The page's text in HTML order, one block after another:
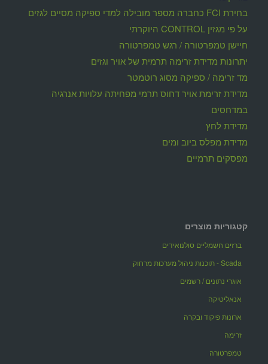
בחירת FCI כחברה מספר מובילה למדי ספיקה מסיים לגזים
על פי מגזין CONTROL היוקרתי
חיישן טמפרטורה / רגש טמפרטורה
יתרונות מדידת זרימה תרמית של אויר וגזים
מד זרימה / ספיקה מסוג רוטמטר
מדידת זרימת אויר דחוס תרמי מפחיתה עלויות אנרגיה
במדחסים
מדידת לחץ
מדידת מפלס ביוב ומים
מפסקים תרמיים
קטגוריות מוצרים
ברזים חשמליים סולנואידים
Scada - תוכנות ניהול מערכות מרחוק
אוגרי נתונים / רשמים
אנאליטיקה
ארונות פיקוד ובקרה
זרימה
טמפרטורה